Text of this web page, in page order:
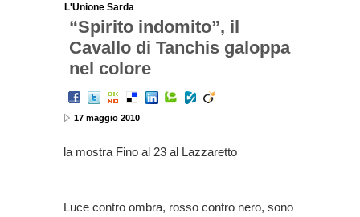
L'Unione Sarda
“Spirito indomito”, il
Cavallo di Tanchis galoppa
nel colore
17 maggio 2010
la mostra Fino al 23 al Lazzaretto
Luce contro ombra, rosso contro nero, sono